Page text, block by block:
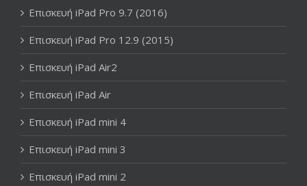
Επισκευή iPad Pro 9.7 (2016)
Επισκευή iPad Pro 12.9 (2015)
Επισκευή iPad Air2
Επισκευή iPad Air
Επισκευή iPad mini 4
Επισκευή iPad mini 3
Επισκευή iPad mini 2